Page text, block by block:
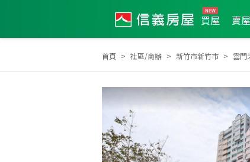
買屋 賣屋
首頁 社區/商辦 新竹市新竹市 雲門